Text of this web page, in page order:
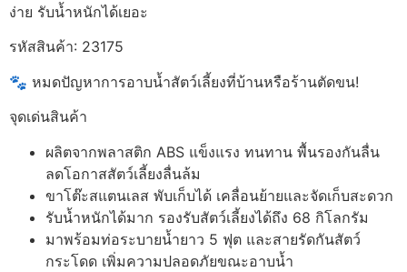
ง่าย รับน้ำหนักได้เยอะ
รหัสสินค้า: 23175
🐾 หมดปัญหาการอาบน้ำสัตว์เลี้ยงที่บ้านหรือร้านตัดขน!
จุดเด่นสินค้า
ผลิตจากพลาสติก ABS แข็งแรง ทนทาน พื้นรองกันลื่น
ลดโอกาสสัตว์เลี้ยงลื่นล้ม
ขาโต๊ะสแตนเลส พับเก็บได้ เคลื่อนย้ายและจัดเก็บสะดวก
รับน้ำหนักได้มาก รองรับสัตว์เลี้ยงได้ถึง 68 กิโลกรัม
มาพร้อมท่อระบายน้ำยาว 5 ฟุต และสายรัดกันสัตว์
กระโดด เพิ่มความปลอดภัยขณะอาบน้ำ